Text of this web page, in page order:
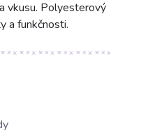
vkusu. Polyesterový
a funkčnosti.